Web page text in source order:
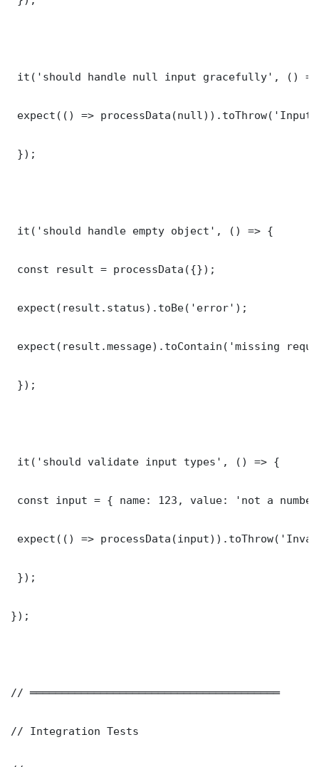
it('should handle null input gracefully', ()
expect(() =>
});
it('should handle empty object', () => {
const result = processData({});
expect(result.status).toBe('error');
expect(result.message).toContain('missing
});
it('should validate input types', () => {
const input = { name: 123, value: 'not a
expect(() =>
});
});
// ═══════════════════════════════════════
// Integration Tests